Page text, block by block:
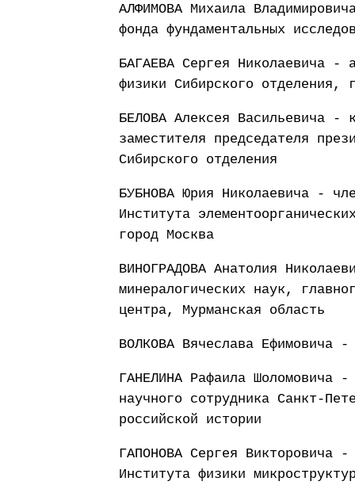
АЛФИМОВА Михаила
фонда фундаментальных
БАГАЕВА Сергея Николаевича -
физики Сибирского отделения,
БЕЛОВА Алексея Васильевича -
заместителя председателя
Сибирского отделения
БУБНОВА Юрия Николаевича -
Института
город Москва
ВИНОГРАДОВА Анатолия
минералогических наук,
центра, Мурманская область
ВОЛКОВА Вячеслава Ефимовича
ГАНЕЛИНА Рафаила Шоломовича
научного сотрудника Санкт-
российской истории
ГАПОНОВА Сергея Викторовича
Института физики